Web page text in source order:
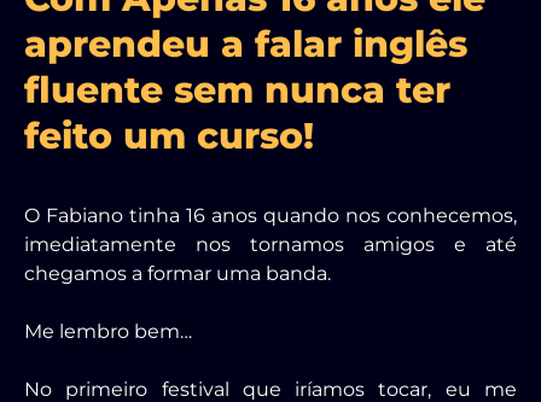
aprendeu a falar inglês
fluente sem nunca ter
feito um curso!
O Fabiano tinha 16 anos quando nos conhecemos,
imediatamente nos tornamos amigos e até
chegamos a formar uma banda.
Me lembro bem…
No primeiro festival que iríamos tocar, eu me